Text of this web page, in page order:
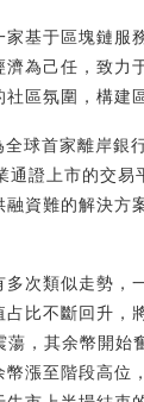
家基于區塊鏈服
濟為己任，致力
區氛圍，構建
球首家離岸銀
通證上市的交易
資難的解決方
多次類似走勢，
占比不斷回升，
蕩，其余幣開始
幣漲至階段高位